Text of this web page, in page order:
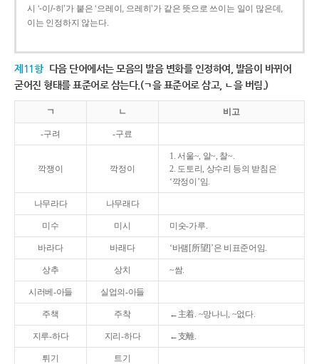
시 ‘-이/-히’가 붙은 ‘으레이, 으레히’가 같은 뜻으로 쓰이는 일이 많은데,
이는 인정하지 않는다.
제11항 다음 단어에서는 모음의 발음 변화를 인정하여, 발음이 바뀌어
굳어진 형태를 표준어로 삼는다.(ㄱ을 표준어로 삼고, ㄴ을 버림.)
ㄱ ㄴ 비고
-구려 -구료
깍쟁이 깍정이
1. 서울~, 알~, 찰~.
2. 도토리, 상수리 등의 받침은
‘깍정이’임.
나무라다 나무래다
미수 미시 미숫-가루.
바라다 바래다 ‘바램[所望]’은 비표준어임.
상추 상치 ~쌈.
시러베-아들 실업의-아들
주책 주착 ←主着. ~망나니, ~없다.
지루-하다 지리-하다 ←支離.
튀기 트기